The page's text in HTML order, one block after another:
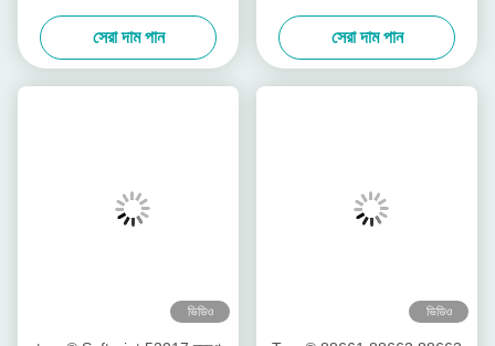
পার্শ্বযুক্ত টেপ - অতিরিক্ত নরম
সেরা দাম পান
কঠিন
সেরা দাম পান
ভিডিও ভিডিও